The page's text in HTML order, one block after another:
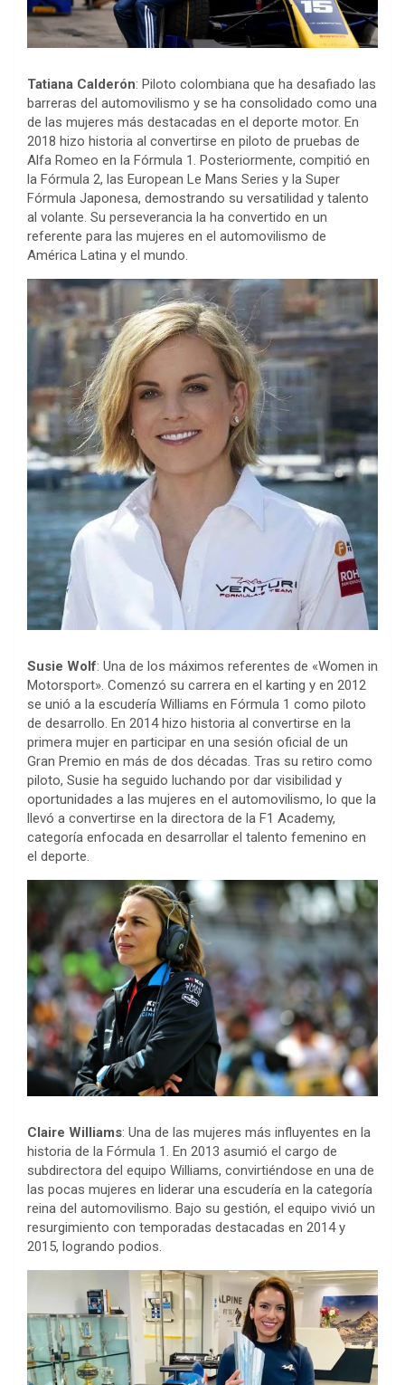
Tatiana Calderón: Piloto colombiana que ha desafiado las
barreras del automovilismo y se ha consolidado como una
de las mujeres más destacadas en el deporte motor. En
2018 hizo historia al convertirse en piloto de pruebas de
Alfa Romeo en la Fórmula 1. Posteriormente, compitió en
la Fórmula 2, las European Le Mans Series y la Super
Fórmula Japonesa, demostrando su versatilidad y talento
al volante. Su perseverancia la ha convertido en un
referente para las mujeres en el automovilismo de
América Latina y el mundo.
Susie Wolf: Una de los máximos referentes de «Women in
Motorsport». Comenzó su carrera en el karting y en 2012
se unió a la escudería Williams en Fórmula 1 como piloto
de desarrollo. En 2014 hizo historia al convertirse en la
primera mujer en participar en una sesión oficial de un
Gran Premio en más de dos décadas. Tras su retiro como
piloto, Susie ha seguido luchando por dar visibilidad y
oportunidades a las mujeres en el automovilismo, lo que la
llevó a convertirse en la directora de la F1 Academy,
categoría enfocada en desarrollar el talento femenino en
el deporte.
Claire Williams: Una de las mujeres más influyentes en la
historia de la Fórmula 1. En 2013 asumió el cargo de
subdirectora del equipo Williams, convirtiéndose en una de
las pocas mujeres en liderar una escudería en la categoría
reina del automovilismo. Bajo su gestión, el equipo vivió un
resurgimiento con temporadas destacadas en 2014 y
2015, logrando podios.